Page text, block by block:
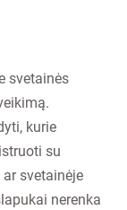
svetainės
kurie
su
svetainėje
nerenka